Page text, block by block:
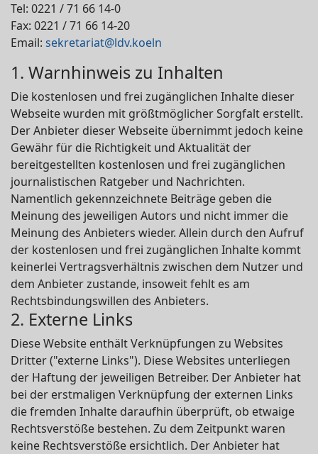
Tel: 0221 / 71 66 14-0
Fax: 0221 / 71 66 14-20
Email: sekretariat@ldv.koeln
1. Warnhinweis zu Inhalten
Die kostenlosen und frei zugänglichen Inhalte dieser
Webseite wurden mit größtmöglicher Sorgfalt erstellt.
Der Anbieter dieser Webseite übernimmt jedoch keine
Gewähr für die Richtigkeit und Aktualität der
bereitgestellten kostenlosen und frei zugänglichen
journalistischen Ratgeber und Nachrichten.
Namentlich gekennzeichnete Beiträge geben die
Meinung des jeweiligen Autors und nicht immer die
Meinung des Anbieters wieder. Allein durch den Aufruf
der kostenlosen und frei zugänglichen Inhalte kommt
keinerlei Vertragsverhältnis zwischen dem Nutzer und
dem Anbieter zustande, insoweit fehlt es am
Rechtsbindungswillen des Anbieters.
2. Externe Links
Diese Website enthält Verknüpfungen zu Websites
Dritter ("externe Links"). Diese Websites unterliegen
der Haftung der jeweiligen Betreiber. Der Anbieter hat
bei der erstmaligen Verknüpfung der externen Links
die fremden Inhalte daraufhin überprüft, ob etwaige
Rechtsverstöße bestehen. Zu dem Zeitpunkt waren
keine Rechtsverstöße ersichtlich. Der Anbieter hat